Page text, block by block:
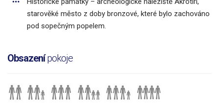
starověké město z doby bronzové, které bylo zachováno
pod sopečným popelem.
Obsazenípokoje